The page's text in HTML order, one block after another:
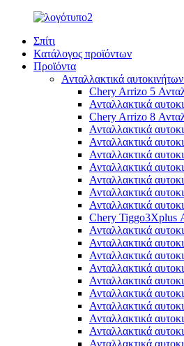
Σπίτι
Κατάλογος προϊόντων
Προϊόντα
Ανταλλακτικά
Chery Arrizo 5
Ανταλλακτικά
Chery Arrizo 8
Ανταλλακτικά
Ανταλλακτικά
Ανταλλακτικά
Ανταλλακτικά
Ανταλλακτικά
Ανταλλακτικά
Ανταλλακτικά
Chery Tiggo3Xplus
Ανταλλακτικά
Ανταλλακτικά
Ανταλλακτικά
Ανταλλακτικά
Ανταλλακτικά
Ανταλλακτικά
Ανταλλακτικά
Ανταλλακτικά
Ανταλλακτικά
Ανταλλακτικά